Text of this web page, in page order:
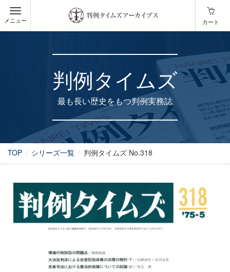
メニュー カート
判例タイムズ
最も長い歴史をもつ判例実務誌
TOP シリーズ一覧 判例タイムズ No.318